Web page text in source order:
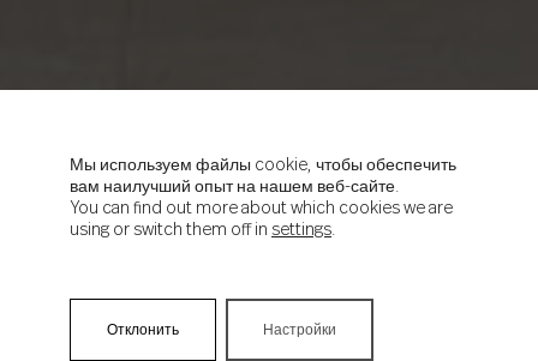
Мы используем файлы cookie, чтобы обеспечить
вам наилучший опыт на нашем веб-сайте.
You can find out more about which cookies we are
using or switch them off in settings
Отклонить Настройки